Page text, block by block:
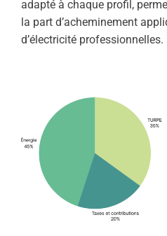
adapté à chaque profil,
la part d’acheminement
d’électricité professionnelles.